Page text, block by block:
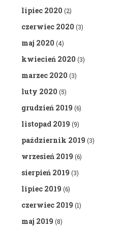
lipiec 2020 (2)
czerwiec 2020 (3)
maj 2020 (4)
kwiecień 2020 (3)
marzec 2020 (3)
luty 2020 (5)
grudzień 2019 (6)
listopad 2019 (9)
październik 2019 (3)
wrzesień 2019 (6)
sierpień 2019 (3)
lipiec 2019 (6)
czerwiec 2019 (1)
maj 2019 (8)